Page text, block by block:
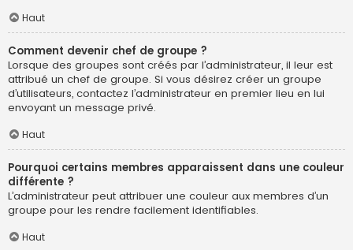
Haut
Comment devenir chef de groupe ?
Lorsque des groupes sont créés par l’administrateur, il leur est
attribué un chef de groupe. Si vous désirez créer un groupe
d’utilisateurs, contactez l’administrateur en premier lieu en lui
envoyant un message privé.
Haut
Pourquoi certains membres apparaissent dans une couleur
différente ?
L’administrateur peut attribuer une couleur aux membres d’un
groupe pour les rendre facilement identifiables.
Haut